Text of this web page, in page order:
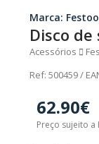
Marca:
Disco
Acessórios
Ref: 500459 /
62.90€
Preço sujeito a